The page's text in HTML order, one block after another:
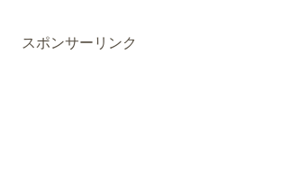
スポンサーリンク